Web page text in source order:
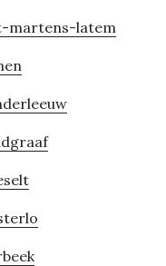
martens-latem